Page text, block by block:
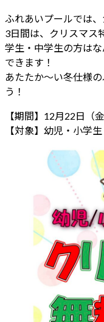
日
時
ふれあいプールでは
3日間は、クリスマス
学生・中学生の方はな
できます！
あたたか〜い冬仕様
う！
【期間】12月22日
【対象】幼児・小学